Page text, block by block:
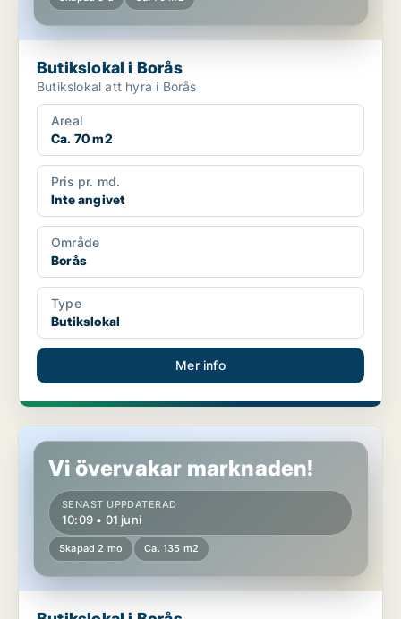
Butikslokal i Borås
Butikslokal att hyra i Borås
Areal
Ca. 70 m2
Pris pr. md.
Inte angivet
Område
Borås
Type
Butikslokal
Mer info
Butikslokal i Borås
Vi övervakar marknaden!
SENAST UPPDATERAD
10:09 • 01 juni
Skapad 2 mo Ca. 135 m2